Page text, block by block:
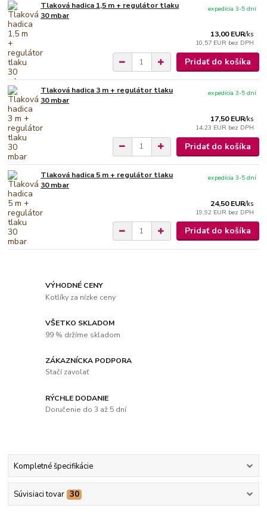
Tlaková hadica 1,5 m + regulátor tlaku
30 mbar
13,00 EUR/ks
10,57 EUR bez DPH
expedícia 3-5 dní
Pridať do košíka
Tlaková hadica 3 m + regulátor tlaku
30 mbar
17,50 EUR/ks
14,23 EUR bez DPH
expedícia 3-5 dní
Pridať do košíka
Tlaková hadica 5 m + regulátor tlaku
30 mbar
24,50 EUR/ks
19,92 EUR bez DPH
expedícia 3-5 dní
Pridať do košíka
VÝHODNÉ CENY
Kotlíky za nízke ceny
VŠETKO SKLADOM
99 % držíme skladom
ZÁKAZNÍCKA PODPORA
Stačí zavolať
RÝCHLE DODANIE
Doručenie do 3 až 5 dní
Kompletné špecifikácie
Súvisiaci tovar 30